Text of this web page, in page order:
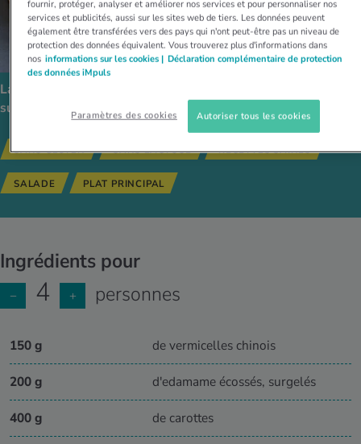
La recette est compatible avec les régimes alimentaires
suivants:
SANS GLUTEN SANS LACTOSE RECETTES SAINES
SALADE PLAT PRINCIPAL
Ingrédients pour
− 4 + personnes
150 g de vermicelles chinois
200 g d'edamame écossés, surgelés
400 g de carottes
fournir, protéger, analyser et améliorer nos services et pour personnaliser nos
services et publicités, aussi sur les sites web de tiers. Les données peuvent
également être transférées vers des pays qui n'ont peut-être pas un niveau de
protection des données équivalent. Vous trouverez plus d'informations dans
nos informations sur les cookies | Déclaration complémentaire de protection
des données iMpuls
Paramètres des cookies Autoriser tous les cookies